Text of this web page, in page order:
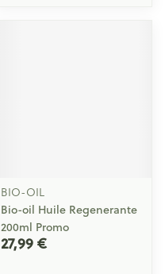
BIO-OIL
Bio-oil Huile Regenerante
200ml Promo
27,99 €